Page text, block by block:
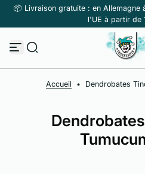
Passer au contenu
📦 Livraison gratuite : en Allemagne
l'UE à partir de
Accueil • Dendrobates